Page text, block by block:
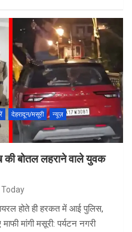
ar
e
देहरादून/मसूरी
न्यूज़
बोतल लहराने वाले युवक
होते ही हरकत में आई पुलिस,
मांगी मसूरी: पर्यटन नगरी